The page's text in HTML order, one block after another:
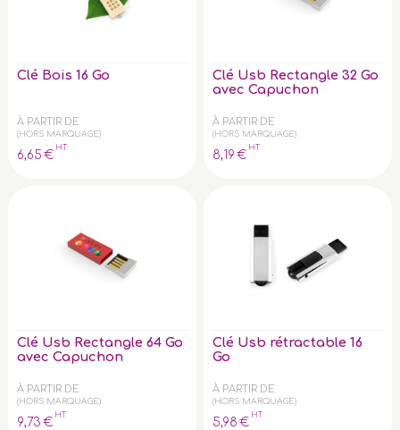
Clé Bois 16 Go
À PARTIR DE
(HORS MARQUAGE)
6,65 €
HT
Clé Usb Rectangle 32 Go
avec Capuchon
À PARTIR DE
(HORS MARQUAGE)
8,19 €
HT
Clé Usb Rectangle 64 Go
avec Capuchon
À PARTIR DE
(HORS MARQUAGE)
9,73 €
HT
Clé Usb rétractable 16
Go
À PARTIR DE
(HORS MARQUAGE)
5,98 €
HT